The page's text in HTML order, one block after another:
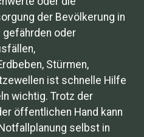
der Bevölkerung in
gefährden oder
Stürmen,
ist schnelle Hilfe
wichtig. Trotz der
öffentlichen Hand kann
selbst in